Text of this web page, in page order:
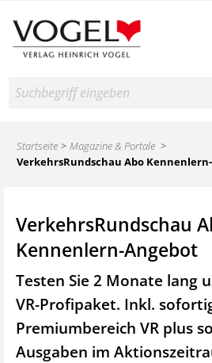
Suche
Startseite
Magazine & Portale
VerkehrsRundschau Abo
VerkehrsRundschau
Kennenlern-Angebot
Testen Sie 2 Monate lang
VR-Profipaket. Inkl.
Premiumbereich VR plus
Ausgaben im